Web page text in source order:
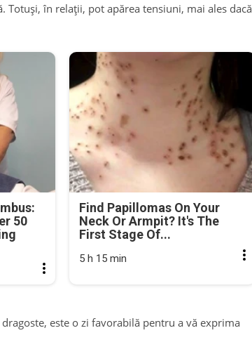
Totuși, în relații, pot apărea tensiuni, mai ales dacă
50
Find Papillomas On Your
Neck Or Armpit? It's The
First Stage Of...
5 h 15 min
este o zi favorabilă pentru a vă exprima